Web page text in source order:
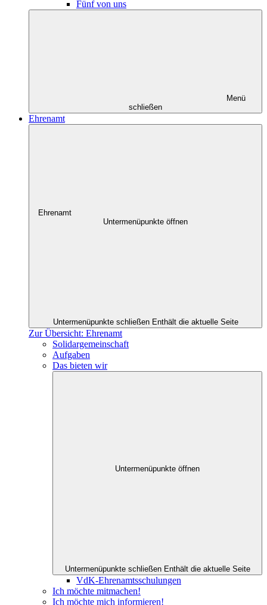
Fünf von uns
Menü
schließen
Ehrenamt
Ehrenamt
Untermenüpunkte öffnen
Untermenüpunkte schließen Enthält die aktuelle Seite
Zur Übersicht: Ehrenamt
Solidargemeinschaft
Aufgaben
Das bieten wir
Untermenüpunkte öffnen
Untermenüpunkte schließen Enthält die aktuelle Seite
VdK-Ehrenamtsschulungen
Ich möchte mitmachen!
Ich möchte mich informieren!